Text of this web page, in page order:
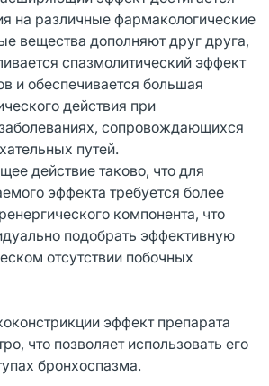
на различные фармакологические
вещества дополняют друг друга,
спазмолитический эффект
и обеспечивается большая
действия при
сопровождающихся
путей.
действие таково, что для
эффекта требуется более
компонента, что
подобрать эффективную
отсутствии побочных
эффект препарата
что позволяет использовать его
бронхоспазма.